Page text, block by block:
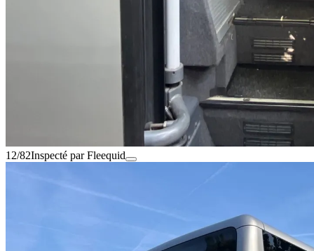
12/82Inspecté par Fleequid